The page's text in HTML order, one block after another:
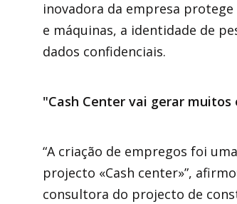
inovadora da empresa
e máquinas, a identidade de
dados confidenciais.
"Cash Center vai gerar muitos
“A criação de empregos foi
projecto «Cash center»”,
consultora do projecto de